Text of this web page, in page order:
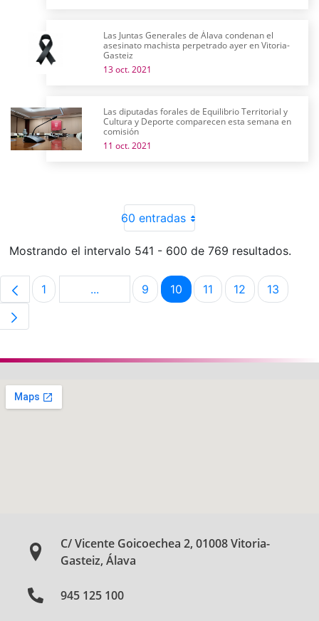
Las Juntas Generales de Álava condenan el
asesinato machista perpetrado ayer en Vitoria-
Gasteiz
13 oct. 2021
Las diputadas forales de Equilibrio Territorial y
Cultura y Deporte comparecen esta semana en
comisión
11 oct. 2021
60 entradas
Mostrando el intervalo 541 - 600 de 769 resultados.
Página
1 ...Páginas intermedias Use TAB para
Página
9 Página
10 Página
11 Página
12 Página
13
C/ Vicente Goicoechea 2, 01008 Vitoria-
Gasteiz, Álava
945 125 100